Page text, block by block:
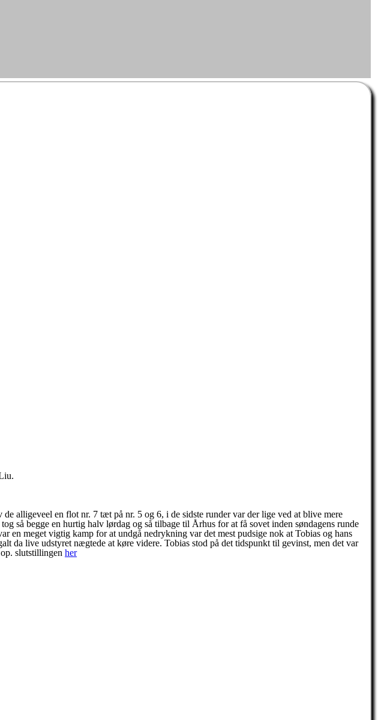
alligeveel en flot nr. 7 tæt på nr. 5 og 6, i de sidste runder var der lige ved at blive mere
så begge en hurtig halv lørdag og så tilbage til Århus for at få sovet inden søndagens runde
en meget vigtig kamp for at undgå nedrykning var det mest pudsige nok at Tobias og hans
da live udstyret nægtede at køre videre. Tobias stod på det tidspunkt til gevinst, men det var
slutstillingen her